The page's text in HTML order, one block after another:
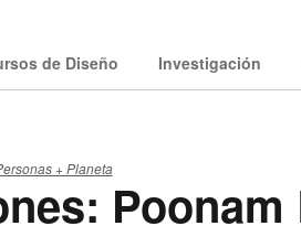
de Diseño Investigación
+ Planeta
Poonam